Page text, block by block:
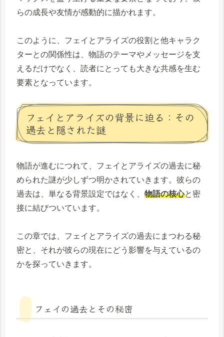
らの成長や友情が感動的に描かれます。
このように、フェイとアライズの役割と他キャラク
ターとの関係性は、物語のテーマやメッセージを支
えるだけでなく、読者にとっても大きな共感を生む
要素となっています。
フェイとアライズの背景に迫る：その
過去と隠された謎
物語が進むにつれて、フェイとアライズの過去に秘
められた謎が少しずつ明かされていきます。彼らの
過去は、単なる背景設定ではなく、 物語の核心と密
接に結びついています。
この章では、フェイとアライズの過去にまつわる秘
密と、それが彼らの現在にどう影響を与えているの
かを探っていきます。
フェイの過去とその秘密